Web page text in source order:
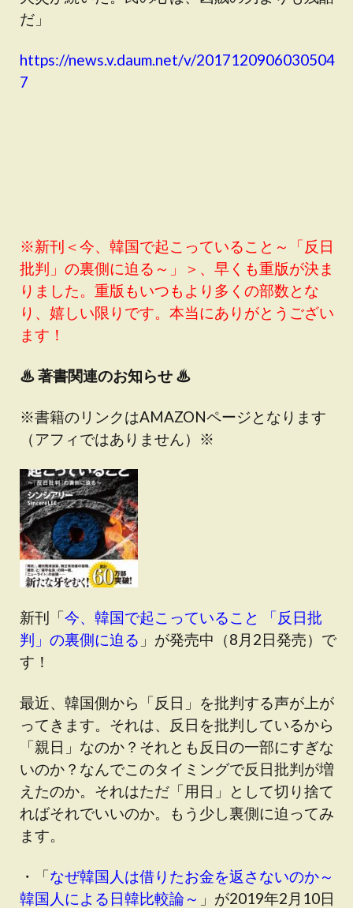
だ」
https://news.v.daum.net/v/2017120906030504
7
※新刊＜今、韓国で起こっていること～「反日
批判」の裏側に迫る～」＞、早くも重版が決ま
りました。重版もいつもより多くの部数とな
り、嬉しい限りです。本当にありがとうござい
ます！
♨著書関連のお知らせ ♨
※書籍のリンクはAMAZONページとなります
（アフィではありません）※
新刊「今、韓国で起こっていること 「反日批
判」の裏側に迫る 」が発売中（8月2日発売）で
す！
最近、韓国側から「反日」を批判する声が上が
ってきます。それは、反日を批判しているから
「親日」なのか？それとも反日の一部にすぎな
いのか？なんでこのタイミングで反日批判が増
えたのか。それはただ「用日」として切り捨て
ればそれでいいのか。もう少し裏側に迫ってみ
ます。
・「なぜ韓国人は借りたお金を返さないのか～
韓国人による日韓比較論～ 」が2019年2月10日